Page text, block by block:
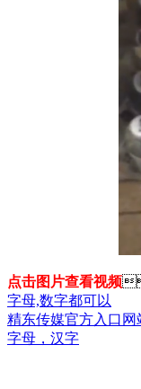
点击图片查看视频
字母,数字都可以
精东传媒官方入口网站
字母，汉字